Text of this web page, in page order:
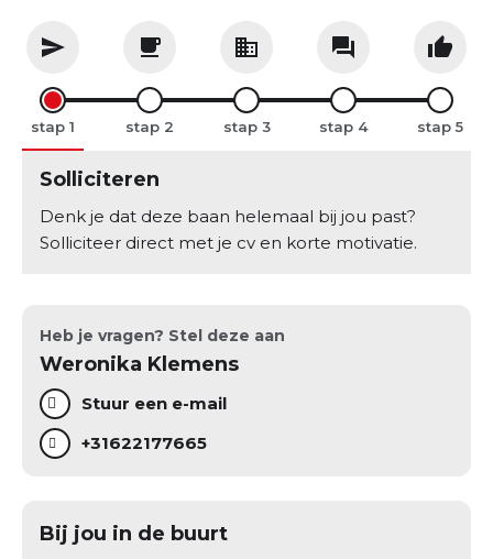
stap stap stap stap stap
Solliciteren
Denk je dat deze baan helemaal bij jou past?
Solliciteer direct met je cv en korte motivatie.
Heb je vragen? Stel deze aan
Weronika Klemens
Stuur een e-mail
+31622177665
Bij jou in de buurt